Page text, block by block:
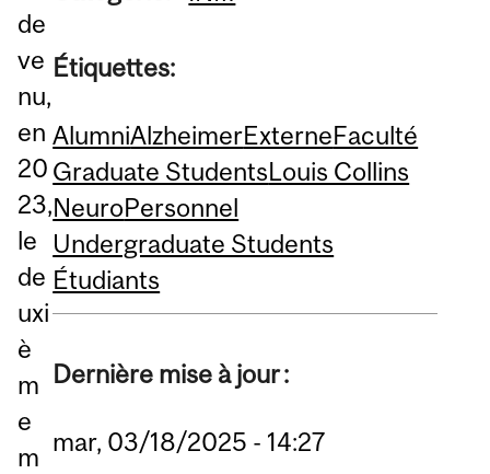
de
ve
nu,
en
20
23,
le
de
uxi
è
m
e
m
Étiquettes:
AlumniAlzheimerExterneFaculté
Graduate StudentsLouis Collins
NeuroPersonnel
Undergraduate Students
Étudiants
Dernière mise à jour :
mar, 03/18/2025 - 14:27